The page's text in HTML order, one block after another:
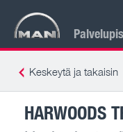
Keskeytä ja takaisin
HARWOODS